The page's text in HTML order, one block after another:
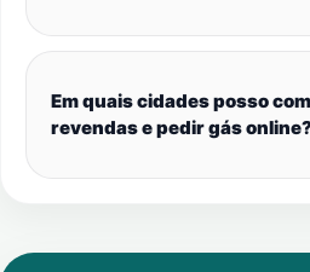
Em quais cidades posso
revendas e pedir gás